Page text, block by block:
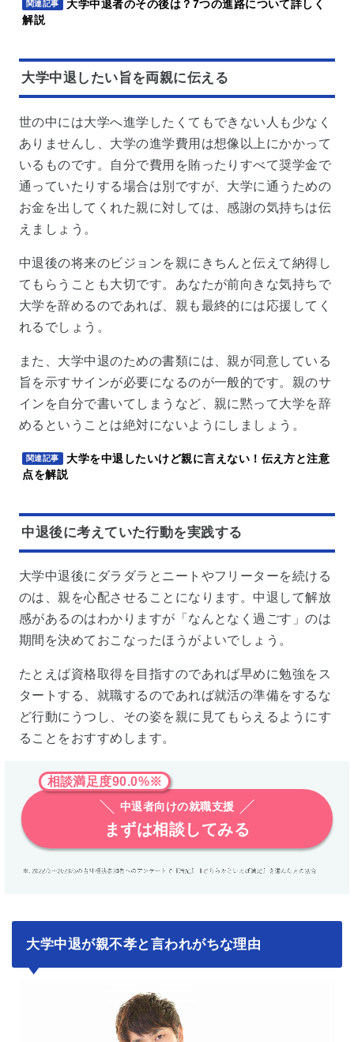
関連記事
大学中退者のその後は？7つの進路について詳しく
解説
大学中退したい旨を両親に伝える
世の中には大学へ進学したくてもできない人も少なく
ありませんし、大学の進学費用は想像以上にかかって
いるものです。自分で費用を賄ったりすべて奨学金で
通っていたりする場合は別ですが、大学に通うための
お金を出してくれた親に対しては、感謝の気持ちは伝
えましょう。
中退後の将来のビジョンを親にきちんと伝えて納得し
てもらうことも大切です。あなたが前向きな気持ちで
大学を辞めるのであれば、親も最終的には応援してく
れるでしょう。
また、大学中退のための書類には、親が同意している
旨を示すサインが必要になるのが一般的です。親のサ
インを自分で書いてしまうなど、親に黙って大学を辞
めるということは絶対にないようにしましょう。
関連記事
大学を中退したいけど親に言えない！伝え方と注意
点を解説
中退後に考えていた行動を実践する
大学中退後にダラダラとニートやフリーターを続ける
のは、親を心配させることになります。中退して解放
感があるのはわかりますが「なんとなく過ごす」のは
期間を決めておこなったほうがよいでしょう。
たとえば資格取得を目指すのであれば早めに勉強をス
タートする、就職するのであれば就活の準備をするな
ど行動にうつし、その姿を親に見てもらえるようにす
ることをおすすめします。
相談満足度90.0%※
中退者向けの就職支援
まずは相談してみる
大学中退が親不孝と言われがちな理由